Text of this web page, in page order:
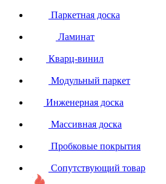
Паркетная доска
Ламинат
Кварц-винил
Модульный паркет
Инженерная доска
Массивная доска
Пробковые покрытия
Сопутствующий товар